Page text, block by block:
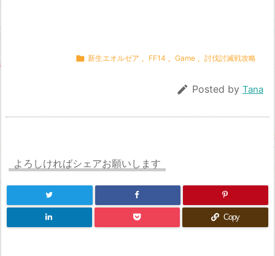
 新生エオルゼア , FF14 , Game , 討伐討滅戦攻略
 Posted by Tana
よろしければシェアお願いします
Copy